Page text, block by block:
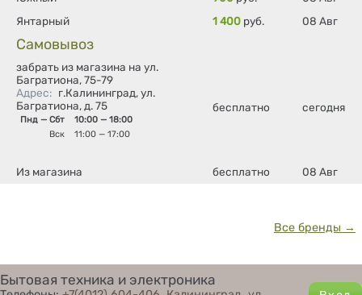
Янтарный
1 400 руб. 08 Авг
Самовывоз
забрать из магазина на ул.
Багратиона, 75-79
Адрес: г.Калининград, ул.
Багратиона, д. 75
Пнд — Сбт
10:00 — 18:00
Вск
11:00 — 17:00
бесплатно сегодня
Из магазина бесплатно 08 Авг
Все бренды →
Бытовая техника и электроника